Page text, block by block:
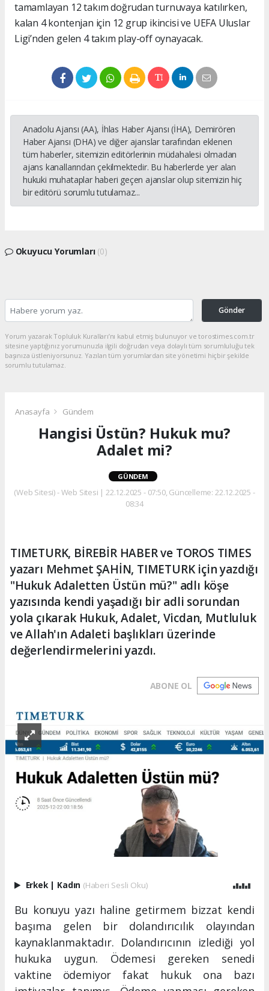
tamamlayan 12 takım doğrudan turnuvaya katılırken,
kalan 4 kontenjan için 12 grup ikincisi ve UEFA Uluslar
Ligi’nden gelen 4 takım play-off oynayacak.
Anadolu Ajansı (AA), İhlas Haber Ajansı (İHA), Demirören
Haber Ajansı (DHA) ve diğer ajanslar tarafından eklenen
tüm haberler, sitemizin editörlerinin müdahalesi olmadan
ajans kanallarından çekilmektedir. Bu haberlerde yer alan
hukuki muhataplar haberi geçen ajanslar olup sitemizin hiç
bir editörü sorumlu tutulamaz...
Okuyucu Yorumları (0)
Gönder
Yorum yazarak Topluluk Kuralları’nı kabul etmiş bulunuyor ve torostimes.com.tr
sitesine yaptığınız yorumunuzla ilgili doğrudan veya dolaylı tüm sorumluluğu tek
başınıza üstleniyorsunuz. Yazılan tüm yorumlardan site yönetimi hiçbir şekilde
sorumlu tutulamaz.
Anasayfa Gündem
Hangisi Üstün? Hukuk mu?
Adalet mi?
GÜNDEM
(Web Sitesi) - Web Sitesi | 22.12.2025 - 07:50, Güncelleme: 22.12.2025 -
08:34
TIMETURK, BİREBİR HABER ve TOROS TIMES
yazarı Mehmet ŞAHİN, TIMETURK için yazdığı
"Hukuk Adaletten Üstün mü?" adlı köşe
yazısında kendi yaşadığı bir adli sorundan
yola çıkarak Hukuk, Adalet, Vicdan, Mutluluk
ve Allah'ın Adaleti başlıkları üzerinde
değerlendirmelerini yazdı.
ABONE OL
Erkek | Kadın (Haberi Sesli Oku)
Bu konuyu yazı haline getirmem bizzat kendi
başıma gelen bir dolandırıcılık olayından
kaynaklanmaktadır. Dolandırıcının izlediği yol
hukuka uygun. Ödemesi gereken senedi
vaktine ödemiyor fakat hukuk ona bazı